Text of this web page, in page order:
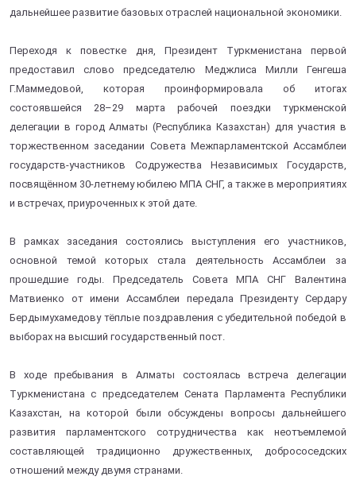
дальнейшее развитие базовых отраслей национальной экономики.
Переходя к повестке дня, Президент Туркменистана первой
предоставил слово председателю Меджлиса Милли Генгеша
Г.Маммедовой, которая проинформировала об итогах
состоявшейся 28–29 марта рабочей поездки туркменской
делегации в город Алматы (Республика Казахстан) для участия в
торжественном заседании Совета Межпарламентской Ассамблеи
государств-участников Содружества Независимых Государств,
посвящённом 30-летнему юбилею МПА СНГ, а также в мероприятиях
и встречах, приуроченных к этой дате.
В рамках заседания состоялись выступления его участников,
основной темой которых стала деятельность Ассамблеи за
прошедшие годы. Председатель Совета МПА СНГ Валентина
Матвиенко от имени Ассамблеи передала Президенту Сердару
Бердымухамедову тёплые поздравления с убедительной победой в
выборах на высший государственный пост.
В ходе пребывания в Алматы состоялась встреча делегации
Туркменистана с председателем Сената Парламента Республики
Казахстан, на которой были обсуждены вопросы дальнейшего
развития парламентского сотрудничества как неотъемлемой
составляющей традиционно дружественных, добрососедских
отношений между двумя странами.